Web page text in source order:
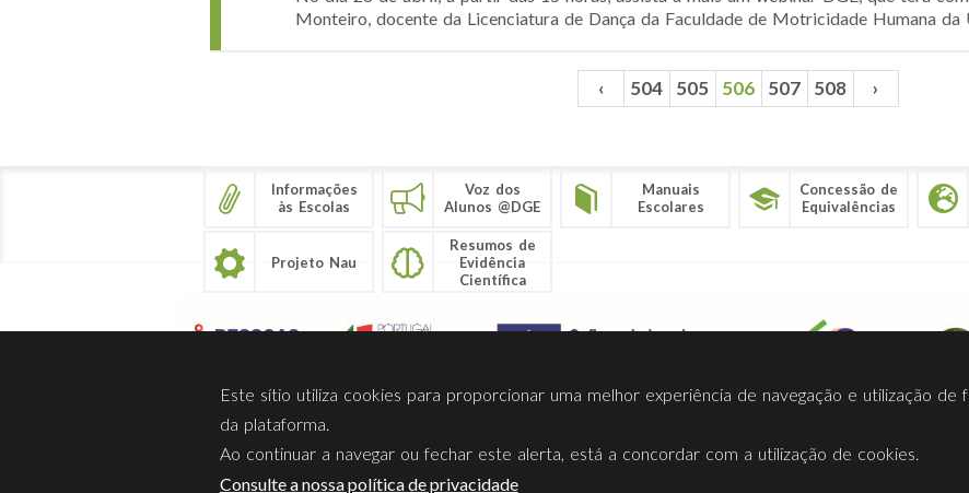
Monteiro, docente da Licenciatura de Dança da Faculdade de Motricidade Humana da
‹ 504 505 506 507 508 ›
Informações
às Escolas
Voz dos
Alunos @DGE
Manuais
Escolares
Concessão de
Equivalências
Projeto Nau
Resumos de
Evidência
Científica
Sobre Nós Privacidade Termos Utilização Contactos Ligações Facebook
Este sítio utiliza cookies para proporcionar uma melhor experiência de navegação e utilização de
da plataforma.
Ao continuar a navegar ou fechar este alerta, está a concordar com a utilização de cookies.
Consulte a nossa política de privacidade